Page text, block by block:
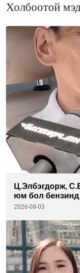
Холбоотой
Ц.Элбэгдорж,
юм бол
2026-08-03